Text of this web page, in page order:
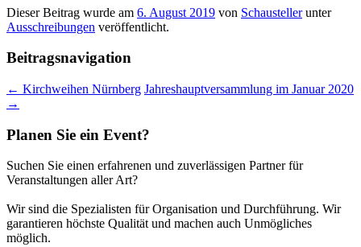
Dieser Beitrag wurde am 6. August 2019 von Schaustellerunter
Ausschreibungen veröffentlicht.
Beitragsnavigation
← Kirchweihen Nürnberg Jahreshauptversammlung im Januar 2020
→
Planen Sie ein Event?
Suchen Sie einen erfahrenen und zuverlässigen Partner für
Veranstaltungen aller Art?
Wir sind die Spezialisten für Organisation und Durchführung. Wir
garantieren höchste Qualität und machen auch Unmögliches
möglich.